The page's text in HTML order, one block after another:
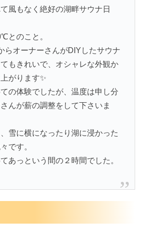
風もなく絶好の湖畔サウナ日
とのこと。
らオーナーさんがDIYしたサウナ
もきれいで、オシャレな外観か
がります✨
の体験でしたが、温度は申し分
んが薪の調整をして下さいま
雪に横になったり湖に浸かった
です。
あっという間の２時間でした。